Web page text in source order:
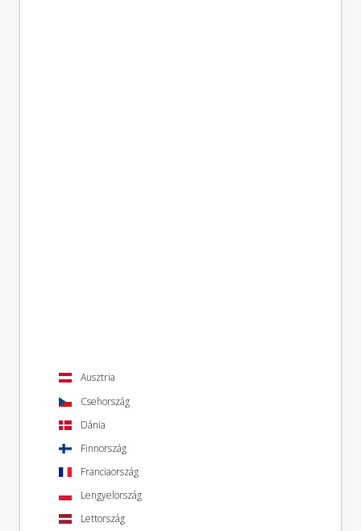
Ausztria
Csehország
Dánia
Finnország
Franciaország
Lengyelország
Lettország